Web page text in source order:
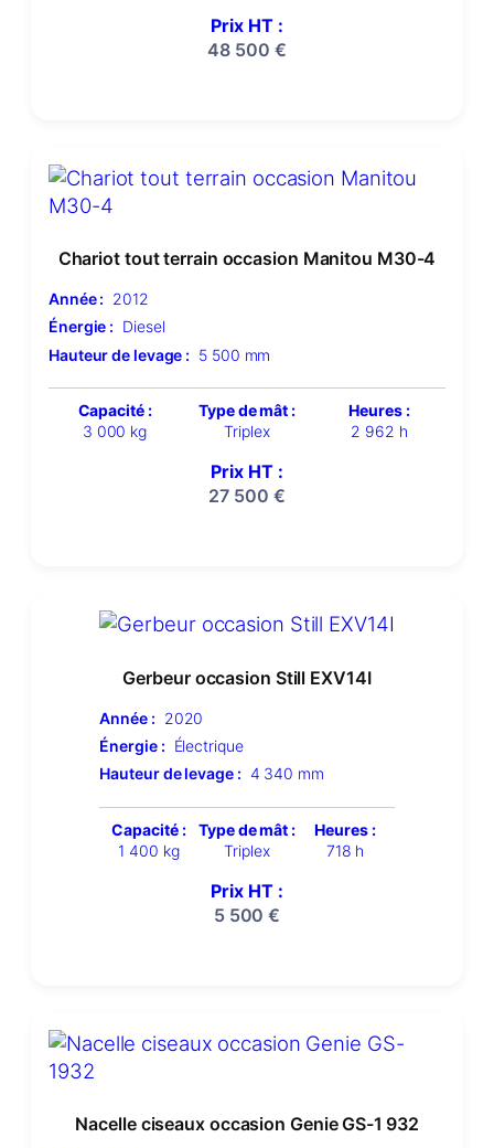
Prix HT :
48 500 €
Chariot tout terrain occasion Manitou M30-4
Année : 2012
Énergie : Diesel
Hauteur de levage : 5 500 mm
Capacité :
3 000 kg
Type de mât :
Triplex
Heures :
2 962 h
Prix HT :
27 500 €
Gerbeur occasion Still EXV14I
Année : 2020
Énergie : Électrique
Hauteur de levage : 4 340 mm
Capacité :
1 400 kg
Type de mât :
Triplex
Heures :
718 h
Prix HT :
5 500€
Nacelle ciseaux occasion Genie GS-1 932